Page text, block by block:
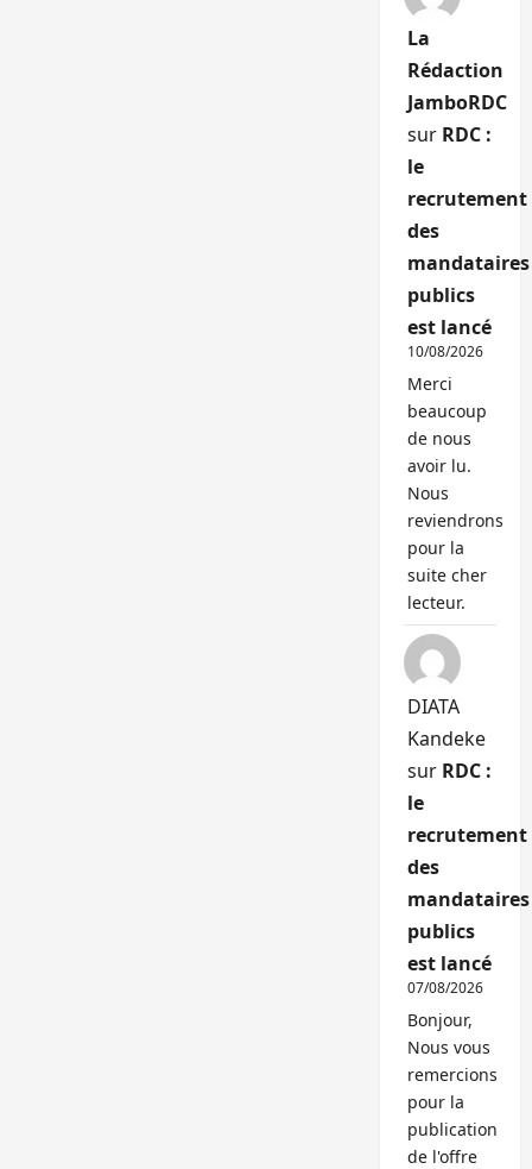
La
Rédaction
JamboRDC
sur RDC :
le
recrutement
des
mandataires
publics
est lancé
10/08/2026
Merci
beaucoup
de nous
avoir lu.
Nous
reviendrons
pour la
suite cher
lecteur.
DIATA
Kandeke
sur RDC :
le
recrutement
des
mandataires
publics
est lancé
07/08/2026
Bonjour,
Nous vous
remercions
pour la
publication
de l'offre